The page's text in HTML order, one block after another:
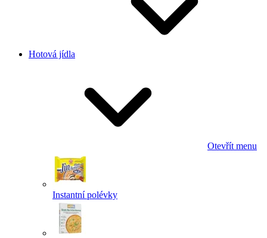
Hotová jídla
Otevřít menu
Instantní polévky